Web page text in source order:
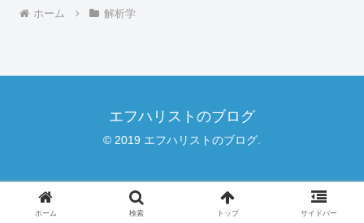
ホーム 解析学
エフハリストのブログ
© 2019 エフハリストのブログ.
ホーム 検索 トップ サイドバー